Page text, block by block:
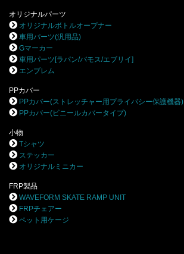
オリジナルパーツ
オリジナルボトルオープナー
車用パーツ(汎用品)
Gマーカー
車用パーツ[ラパン/バモス/エブリイ]
エンブレム
PPカバー
PPカバー(ストレッチャー用プライバシー保護機器)
PPカバー(ビニールカバータイプ)
小物
Tシャツ
ステッカー
オリジナルミニカー
FRP製品
WAVEFORM SKATE RAMP UNIT
FRPチェアー
ペット用ケージ